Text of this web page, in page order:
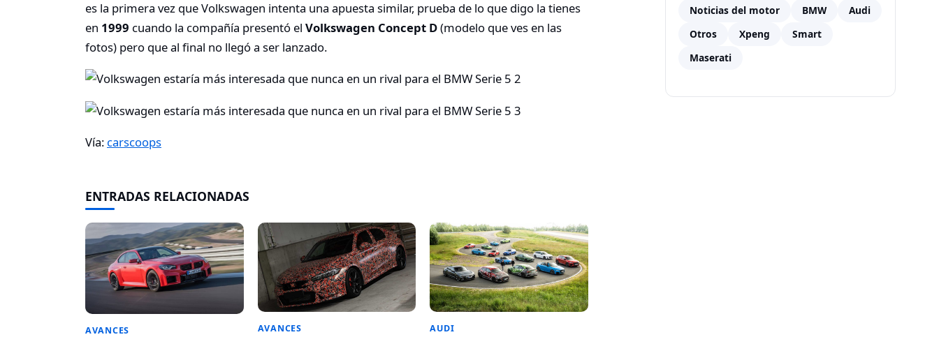
es la primera vez que Volkswagen intenta una apuesta similar, prueba de lo que digo la tienes
en 1999 cuando la compañía presentó el Volkswagen Concept D(modelo que ves en las
fotos) pero que al final no llegó a ser lanzado.
Vía: carscoops
ENTRADAS RELACIONADAS
AVANCES AVANCES AUDI
Noticias del motor
BMW
Audi
Otros
Xpeng
Smart
Maserati